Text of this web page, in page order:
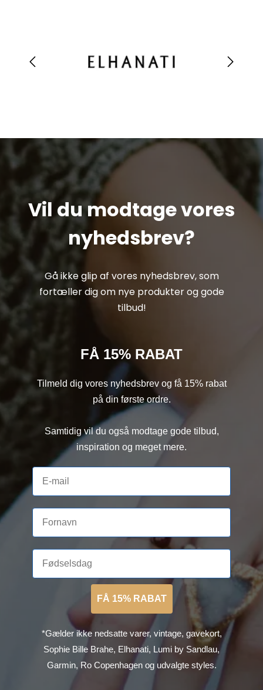
Vil du modtage vores
nyhedsbrev?
Gå ikke glip af vores nyhedsbrev, som
fortæller dig om nye produkter og gode
tilbud!
FÅ 15% RABAT
Tilmeld dig vores nyhedsbrev og få 15% rabat
på din første ordre.
Samtidig vil du også modtage gode tilbud,
inspiration og meget mere.
FÅ 15% RABAT
*Gælder ikke nedsatte varer, vintage, gavekort,
Sophie Bille Brahe, Elhanati, Lumi by Sandlau,
Garmin, Ro Copenhagen og udvalgte styles.